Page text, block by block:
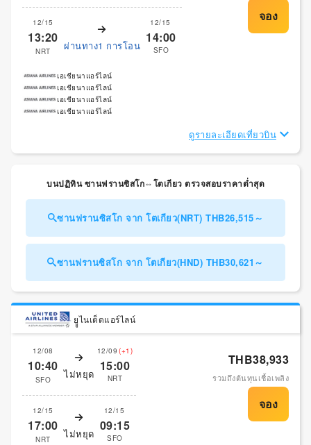
12/15
13:20
NRT ผ่านทาง1 การโอน
12/15
14:00
SFO
เอเชียนาแอร์ไลน์
เอเชียนาแอร์ไลน์
เอเชียนาแอร์ไลน์
เอเชียนาแอร์ไลน์
ดูรายละเอียดเที่ยวบิน
บนปฏิทิน ซานฟรานซิสโก⇔โตเกียว ตรวจสอบราคาต่ำสุด
ซานฟรานซิสโก จาก โตเกียว(NRT) THB26,515～
ซานฟรานซิสโก จาก โตเกียว(HND) THB30,621～
ยููไนเต็ดแอร์ไลน์
12/08
10:40
SFO ไม่หยุด
12/09 (+1)
15:00
NRT
12/15
17:00
NRT ไม่หยุด
12/15
09:15
SFO
THB38,933
รวมถึงต้นทุนเชื้อเพลิง